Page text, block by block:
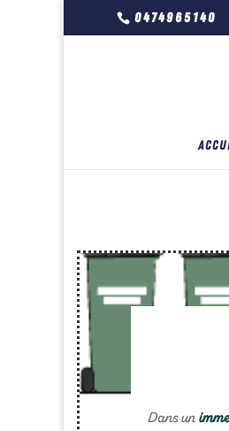
0474965140
Dans un